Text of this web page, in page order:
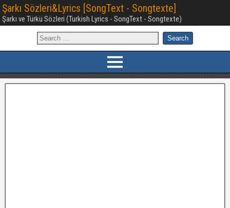
Şarkı Sözleri&Lyrics [SongText - Songtexte]
Şarkı ve Türkü Sözleri (Turkish Lyrics - SongText - Songtexte)